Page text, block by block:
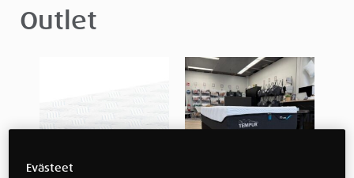
Outlet
Evästeet